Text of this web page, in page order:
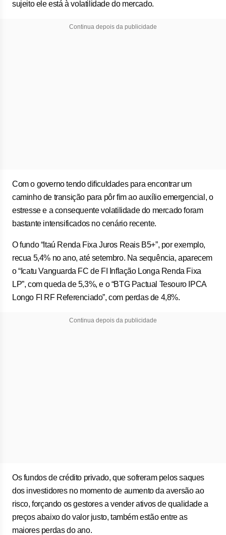
sujeito ele está à volatilidade do mercado.
Continua depois da publicidade
Com o governo tendo dificuldades para encontrar um
caminho de transição para pôr fim ao auxílio emergencial, o
estresse e a consequente volatilidade do mercado foram
bastante intensificados no cenário recente.
O fundo “Itaú Renda Fixa Juros Reais B5+”, por exemplo,
recua 5,4% no ano, até setembro. Na sequência, aparecem
o “Icatu Vanguarda FC de FI Inflação Longa Renda Fixa
LP”, com queda de 5,3%, e o “BTG Pactual Tesouro IPCA
Longo FI RF Referenciado”, com perdas de 4,8%.
Continua depois da publicidade
Os fundos de crédito privado, que sofreram pelos saques
dos investidores no momento de aumento da aversão ao
risco, forçando os gestores a vender ativos de qualidade a
preços abaixo do valor justo, também estão entre as
maiores perdas do ano.